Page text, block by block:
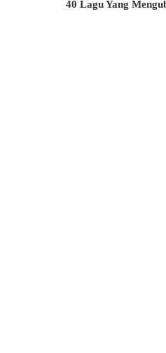
40 Lagu Yang